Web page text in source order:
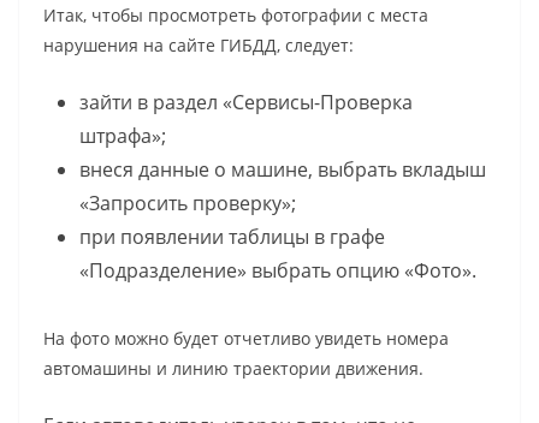
Итак, чтобы просмотреть фотографии с места
нарушения на сайте ГИБДД, следует:
зайти в раздел «Сервисы-Проверка
штрафа»;
внеся данные о машине, выбрать вкладыш
«Запросить проверку»;
при появлении таблицы в графе
«Подразделение» выбрать опцию «Фото».
На фото можно будет отчетливо увидеть номера
автомашины и линию траектории движения.